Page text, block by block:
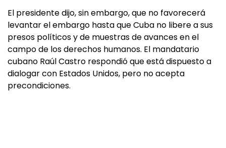
El presidente dijo, sin embargo, que no favorecerá
levantar el embargo hasta que Cuba no libere a sus
presos políticos y de muestras de avances en el
campo de los derechos humanos. El mandatario
cubano Raúl Castro respondió que está dispuesto a
dialogar con Estados Unidos, pero no acepta
precondiciones.